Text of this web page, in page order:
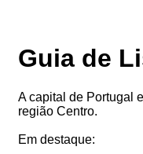
Guia de
A capital de Portugal
região Centro.
Em destaque: